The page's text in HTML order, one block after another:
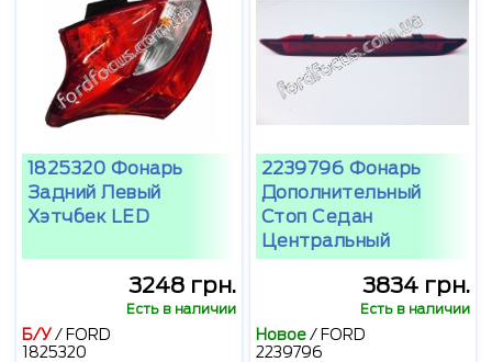
1825320 Фонарь
Задний Левый
Хэтчбек LED
3248 грн.
Есть в наличии
Б/У/ FORD
1825320
2239796 Фонарь
Дополнительный
Стоп Седан
Центральный
3834 грн.
Есть в наличии
Новое/ FORD
2239796